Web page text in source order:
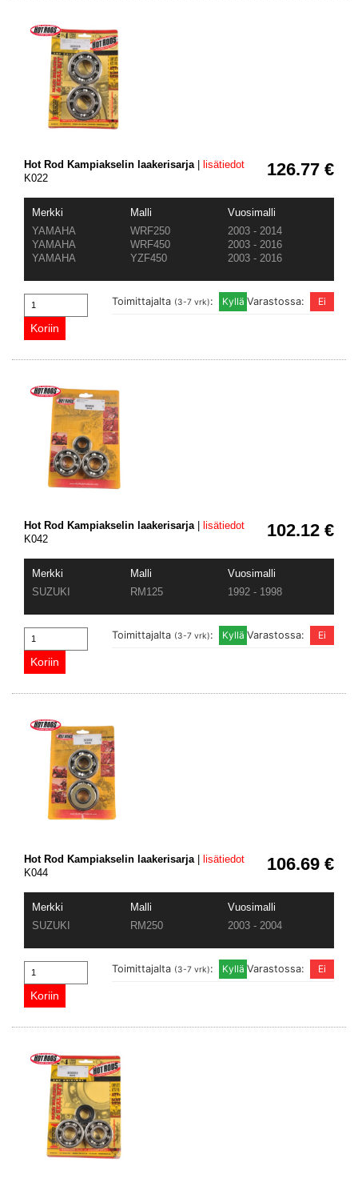
126.77 €
Hot Rod Kampiakselin laakerisarja | lisätiedot
K022
Merkki Malli
Vuosimalli
YAMAHA
WRF250
2003 - 2014
YAMAHA
WRF450
2003 - 2016
YAMAHA
YZF450 2003 - 2016
Varastossa:
Toimittajalta (3-7 vrk):
102.12 €
Hot Rod Kampiakselin laakerisarja | lisätiedot
K042
Merkki Malli
Vuosimalli
SUZUKI
RM125 1992 - 1998
Varastossa:
Toimittajalta (3-7 vrk):
106.69 €
Hot Rod Kampiakselin laakerisarja | lisätiedot
K044
Merkki Malli
Vuosimalli
SUZUKI
RM250 2003 - 2004
Varastossa:
Toimittajalta (3-7 vrk):